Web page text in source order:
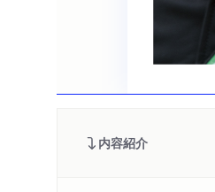
内容紹介